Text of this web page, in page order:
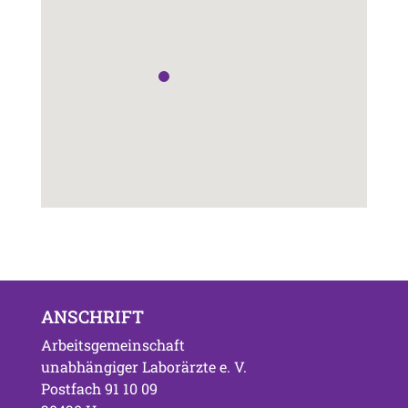
ANSCHRIFT
Arbeitsgemeinschaft
unabhängiger Laborärzte e. V.
Postfach 91 10 09